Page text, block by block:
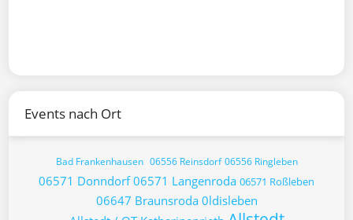
Events nach Ort
Bad Frankenhausen 06556 Reinsdorf 06556 Ringleben
06571 Donndorf 06571 Langenroda 06571 Roßleben
06647 Braunsroda 0ldisleben